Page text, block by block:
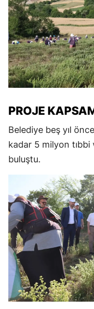
PROJE
Belediye beş yıl
kadar 5 milyon
buluştu.